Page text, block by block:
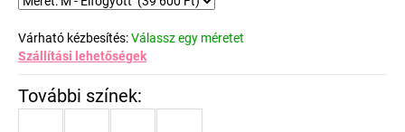
Várható kézbesítés:Válassz egy méretet
Szállítási lehetőségek